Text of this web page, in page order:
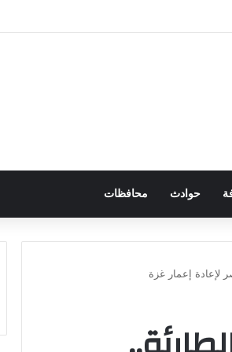
حوادث محافظات
لإعادة إعمار غزة